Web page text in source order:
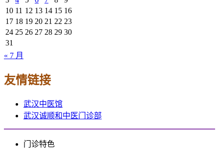
10 11 12 13 14 15 16
17 18 19 20 21 22 23
24 25 26 27 28 29 30
31
« 7 月
友情链接
武汉中医馆
武汉诚顺和中医门诊部
门诊特色